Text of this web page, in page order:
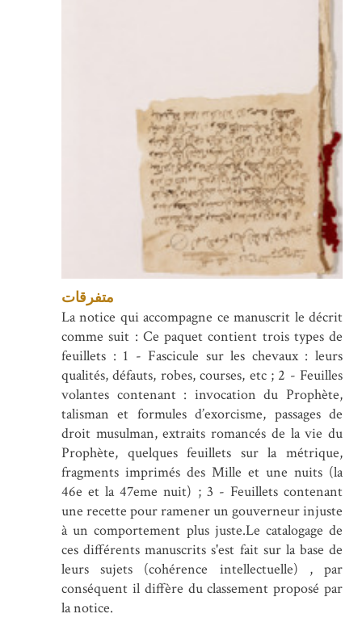
متفرقات
La notice qui accompagne ce manuscrit le décrit
comme suit : Ce paquet contient trois types de
feuillets : 1 - Fascicule sur les chevaux : leurs
qualités, défauts, robes, courses, etc ; 2 - Feuilles
volantes contenant : invocation du Prophète,
talisman et formules d’exorcisme, passages de
droit musulman, extraits romancés de la vie du
Prophète, quelques feuillets sur la métrique,
fragments imprimés des Mille et une nuits (la
46e et la 47eme nuit) ; 3 - Feuillets contenant
une recette pour ramener un gouverneur injuste
à un comportement plus juste.Le catalogage de
ces différents manuscrits s'est fait sur la base de
leurs sujets (cohérence intellectuelle) , par
conséquent il diffère du classement proposé par
la notice.